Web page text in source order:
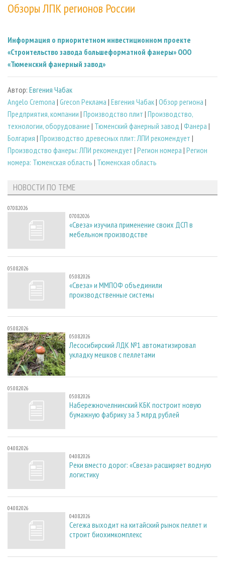
Обзоры ЛПК регионов России
Информация о приоритетном инвестиционном проекте
«Строительство завода большеформатной фанеры» ООО
«Тюменский фанерный завод»
Автор: Евгения Чабак
Angelo Cremona | Grecon Реклама | Евгения Чабак| Обзор региона |
Предприятия, компании | Производство плит | Производство,
технологии, оборудование | Тюменский фанерный завод | Фанера |
Болгария | Производство древесных плит: ЛПИ рекомендует |
Производство фанеры: ЛПИ рекомендует | Регион номера | Регион
номера: Тюменская область | Тюменская область
НОВОСТИ ПО ТЕМЕ
07.08.2026
07.08.2026
«Свеза» изучила применение своих ДСП в
мебельном производстве
05.08.2026
05.08.2026
«Свеза» и ММПОФ объединили
производственные системы
05.08.2026
05.08.2026
Лесосибирский ЛДК №1 автоматизировал
укладку мешков с пеллетами
05.08.2026
05.08.2026
Набережночелнинский КБК построит новую
бумажную фабрику за 3 млрд рублей
04.08.2026
04.08.2026
Реки вместо дорог: «Свеза» расширяет водную
логистику
04.08.2026
04.08.2026
Сегежа выходит на китайский рынок пеллет и
строит биохимкомплекс